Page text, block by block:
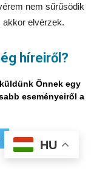
híreiről?
Önnek egy
eseményeiről a
nem sűrűsödik
akkor elvérzek.
a vizsgálatok épp
hatalmas
amikor
a különböző
HU